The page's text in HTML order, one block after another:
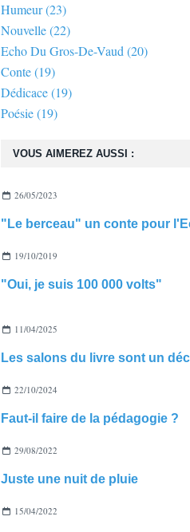
VOUS AIMEREZ AUSSI :
26/05/2023
19/10/2019
"Oui, je suis 100 000 volts"
11/04/2025
22/10/2024
Faut-il faire de la pédagogie ?
29/08/2022
Juste une nuit de pluie
15/04/2022
Humeur(23)
Nouvelle(22)
Echo Du Gros-De-Vaud (20)
Conte(19)
Dédicace(19)
Poésie(19)